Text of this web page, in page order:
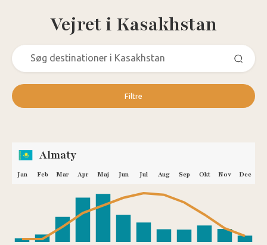
Vejret i Kasakhstan
Filtre
Almaty
Jan Feb Mar Apr Maj Jun Jul Aug Sep Okt Nov Dec